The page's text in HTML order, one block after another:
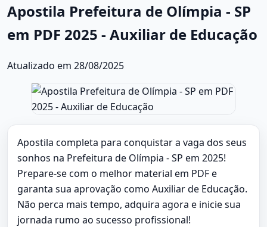
Apostila Prefeitura de Olímpia - SP
em PDF 2025 - Auxiliar de Educação
Atualizado em 28/08/2025
Apostila completa para conquistar a vaga dos seus
sonhos na Prefeitura de Olímpia - SP em 2025!
Prepare-se com o melhor material em PDF e
garanta sua aprovação como Auxiliar de Educação.
Não perca mais tempo, adquira agora e inicie sua
jornada rumo ao sucesso profissional!